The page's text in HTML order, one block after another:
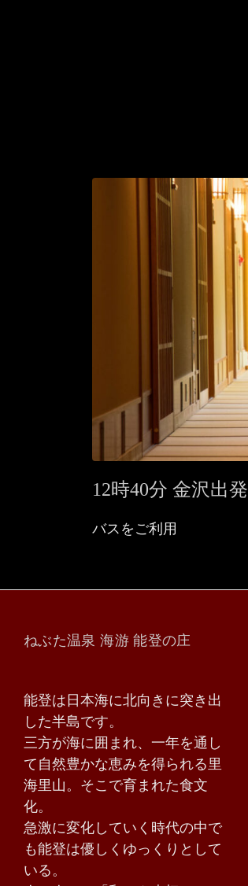
12時40分 金沢出発
バスをご利用
ねぶた温泉 海游 能登の庄
能登は日本海に北向きに突き出
した半島です。
三方が海に囲まれ、一年を通し
て自然豊かな恵みを得られる里
海里山。そこで育まれた食文
化。
急激に変化していく時代の中で
も能登は優しくゆっくりとして
いる。